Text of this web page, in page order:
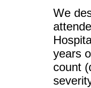
We
years
count